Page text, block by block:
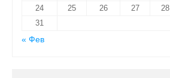
24
25 26 27 28
31
« Фев